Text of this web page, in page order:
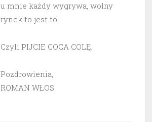
u mnie każdy wygrywa, wolny
rynek to jest to.
Czyli PIJCIE COCA COLĘ.
Pozdrowienia,
ROMAN WŁOS